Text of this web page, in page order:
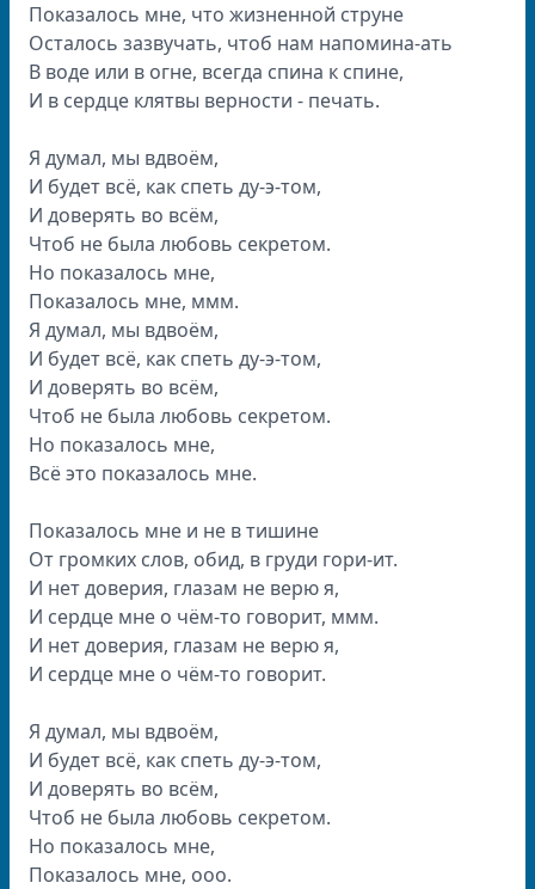
Показалось мне, что жизненной струне
Осталось зазвучать, чтоб нам напомина-ать
В воде или в огне, всегда спина к спине,
И в сердце клятвы верности - печать.
Я думал, мы вдвоём,
И будет всё, как спеть ду-э-том,
И доверять во всём,
Чтоб не была любовь секретом.
Но показалось мне,
Показалось мне, ммм.
Я думал, мы вдвоём,
И будет всё, как спеть ду-э-том,
И доверять во всём,
Чтоб не была любовь секретом.
Но показалось мне,
Всё это показалось мне.
Показалось мне и не в тишине
От громких слов, обид, в груди гори-ит.
И нет доверия, глазам не верю я,
И сердце мне о чём-то говорит, ммм.
И нет доверия, глазам не верю я,
И сердце мне о чём-то говорит.
Я думал, мы вдвоём,
И будет всё, как спеть ду-э-том,
И доверять во всём,
Чтоб не была любовь секретом.
Но показалось мне,
Показалось мне, ооо.